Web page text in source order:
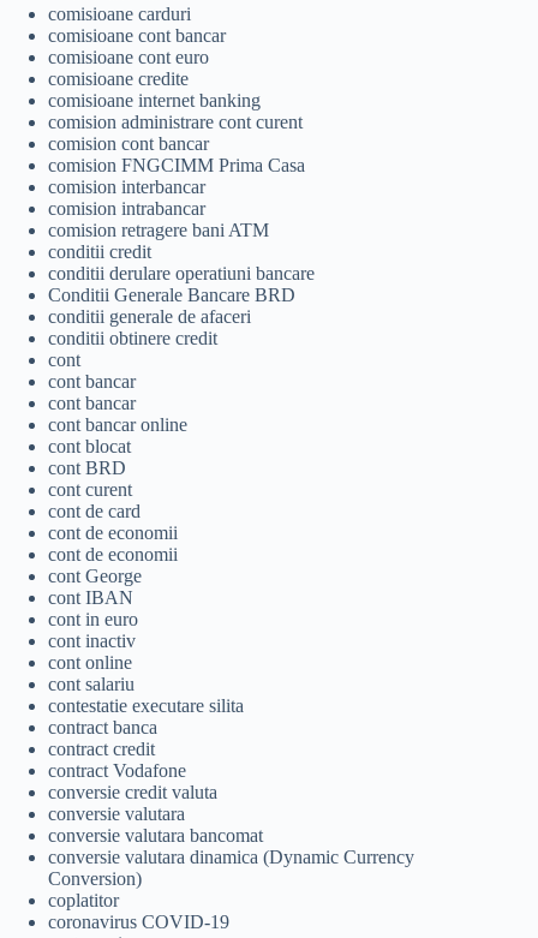
comisioane carduri
comisioane cont bancar
comisioane cont euro
comisioane credite
comisioane internet banking
comision administrare cont curent
comision cont bancar
comision FNGCIMM Prima Casa
comision interbancar
comision intrabancar
comision retragere bani ATM
conditii credit
conditii derulare operatiuni bancare
Conditii Generale Bancare BRD
conditii generale de afaceri
conditii obtinere credit
cont
cont bancar
cont bancar
cont bancar online
cont blocat
cont BRD
cont curent
cont de card
cont de economii
cont de economii
cont George
cont IBAN
cont in euro
cont inactiv
cont online
cont salariu
contestatie executare silita
contract banca
contract credit
contract Vodafone
conversie credit valuta
conversie valutara
conversie valutara bancomat
conversie valutara dinamica (Dynamic Currency
Conversion)
coplatitor
coronavirus COVID-19